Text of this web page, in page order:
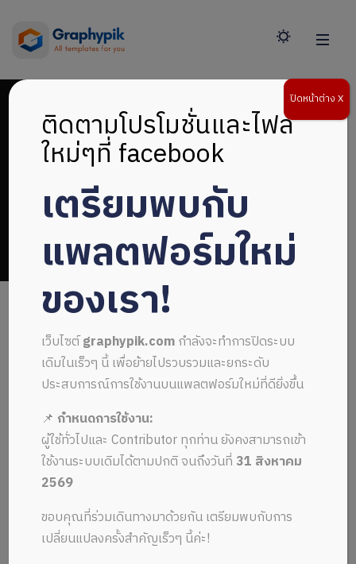
การนำเสนอ
ALL MUSIC FROM การนำเสนอ
0 Sale
ติดตามโปรโมชั่นและไฟล์
ใหม่ๆที่ facebook
เตรียมพบกับ
แพลตฟอร์มใหม่
ของเรา!
เว็บไซต์graphypik.comกำลังจะทำการปิดระบบ
เดิมในเร็วๆ นี้ เพื่อย้ายไปรวบรวมและยกระดับ
ประสบการณ์การใช้งานบนแพลตฟอร์มใหม่ที่ดียิ่งขึ้น
📌กำหนดการใช้งาน:
ผู้ใช้ทั่วไปและ Contributor ทุกท่าน ยังคงสามารถเข้า
ใช้งานระบบเดิมได้ตามปกติ จนถึงวันที่ 31 สิงหาคม
2569
ขอบคุณที่ร่วมเดินทางมาด้วยกัน เตรียมพบกับการ
เปลี่ยนแปลงครั้งสำคัญเร็วๆ นี้ค่ะ!
ปิดหน้าต่าง X